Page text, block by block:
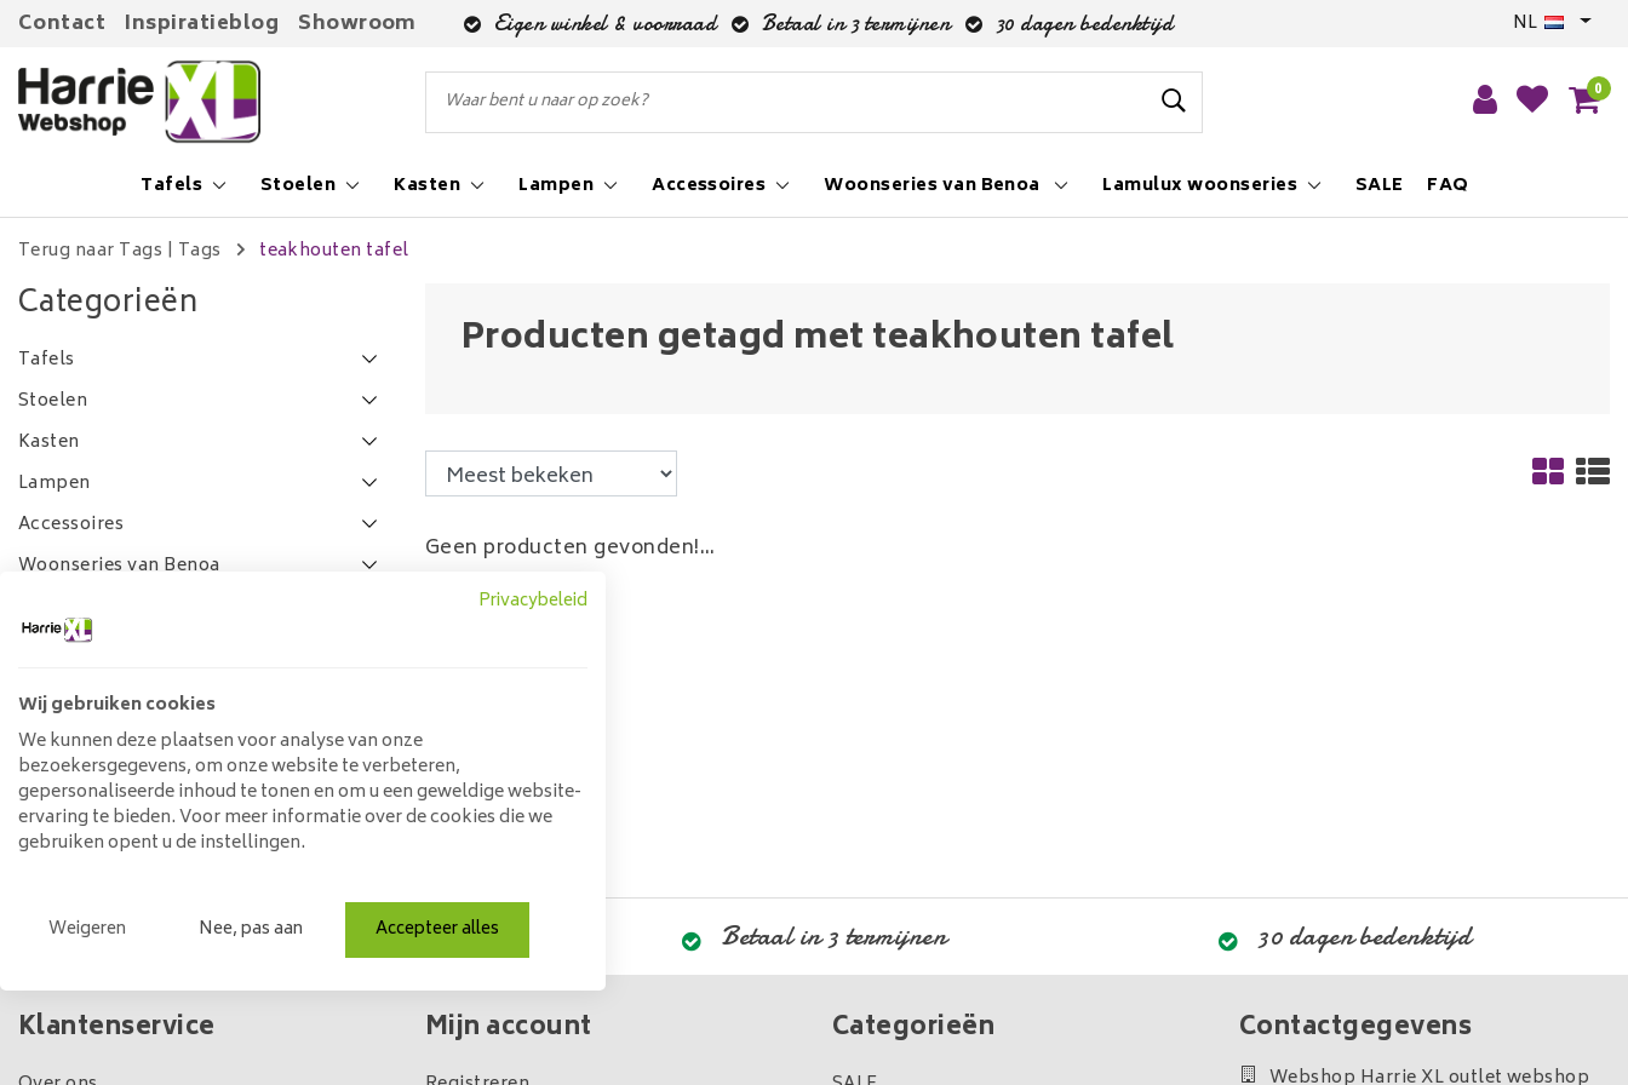
Contact Inspiratieblog Showroom Eigen winkel & voorraad Betaal in 3 termijnen 30 dagen bedenktijd NL
0
Tafels Stoelen Kasten Lampen Accessoires Woonseries van Benoa Lamulux woonseries SALE FAQ
Terug naar Tags | Tags teakhouten tafel
Categorieën
Tafels
Stoelen
Kasten
Lampen
Accessoires
Woonseries van Benoa
FAQ
Prijs
Min: €0 Max: €5
Producten getagd met teakhouten tafel
Geen producten gevonden!...
Eigen winkel & voorraad Betaal in 3 termijnen 30 dagen bedenktijd
Klantenservice Mijn account Categorieën Contactgegevens
Webshop Harrie XL outlet webshop
Privacybeleid
Wij gebruiken cookies
We kunnen deze plaatsen voor analyse van onze
bezoekersgegevens, om onze website te verbeteren,
gepersonaliseerde inhoud te tonen en om u een geweldige website-
ervaring te bieden. Voor meer informatie over de cookies die we
gebruiken opent u de instellingen.
Weigeren Nee, pas aan Accepteer alles